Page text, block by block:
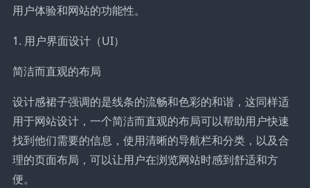
用户体验和网站的功能性。
1. 用户界面设计（UI）
简洁而直观的布局
设计感裙子强调的是线条的流畅和色彩的和谐，这同样适
用于网站设计，一个简洁而直观的布局可以帮助用户快速
找到他们需要的信息，使用清晰的导航栏和分类，以及合
理的页面布局，可以让用户在浏览网站时感到舒适和方
便。